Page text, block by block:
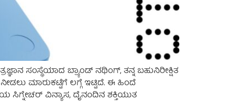
ಸಂಸ್ಥೆಯಾದ ಬ್ರ್ಯಾಂಡ್ ನಥಿಂಗ್, ತನ್ನ ಬಹುನಿರೀಕ್ಷಿತ
ಮಾರುಕಟ್ಟೆಗೆ ಲಗ್ಗೆ ಇಟ್ಟಿದೆ. ಈ ಹಿಂದೆ
ವಿನ್ಯಾಸ, ದೈನಂದಿನ ಶಕ್ತಿಯುತ